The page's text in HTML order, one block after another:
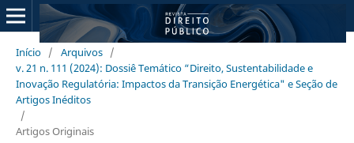
Início / Arquivos /
v. 21 n. 111 (2024): Dossiê Temático “Direito, Sustentabilidade e
Inovação Regulatória: Impactos da Transição Energética" e Seção de
Artigos Inéditos
/
Artigos Originais